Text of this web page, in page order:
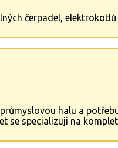
čerpadel,
halu a
se specializuji na
Radim Lžičař.